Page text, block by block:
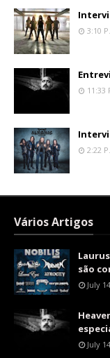
3:10
11:33
2:22
Vários Artigos
são
July
July